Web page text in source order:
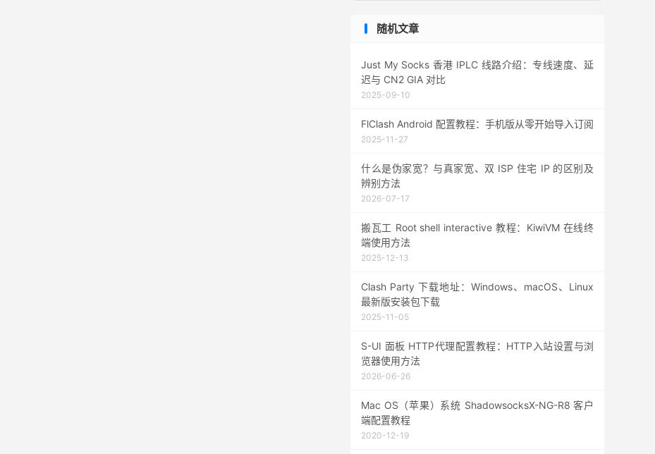
随机文章
Just My Socks 香港 IPLC 线路介绍：专线速度、延
迟与 CN2 GIA 对比
2025-09-10
FlClash Android 配置教程：手机版从零开始导入订阅
2025-11-27
什么是伪家宽？与真家宽、双 ISP 住宅 IP 的区别及
辨别方法
2026-07-17
搬瓦工 Root shell interactive 教程：KiwiVM 在线终
端使用方法
2025-12-13
Clash Party 下载地址：Windows、macOS、Linux
最新版安装包下载
2025-11-05
S-UI 面板 HTTP代理配置教程：HTTP入站设置与浏
览器使用方法
2026-06-26
Mac OS（苹果）系统 ShadowsocksX-NG-R8 客户
端配置教程
2020-12-19